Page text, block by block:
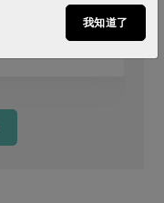
我知道了